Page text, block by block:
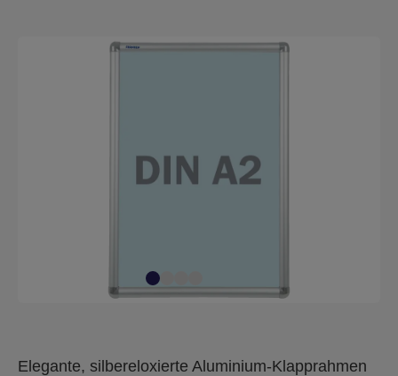
Elegante, silbereloxierte Aluminium-Klapprahmen